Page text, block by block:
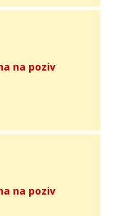
na poziv
na poziv